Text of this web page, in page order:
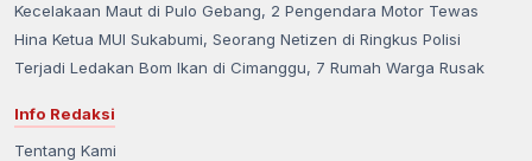
Kecelakaan Maut di Pulo Gebang, 2 Pengendara Motor Tewas
Hina Ketua MUI Sukabumi, Seorang Netizen di Ringkus Polisi
Terjadi Ledakan Bom Ikan di Cimanggu, 7 Rumah Warga Rusak
Info Redaksi
Tentang Kami